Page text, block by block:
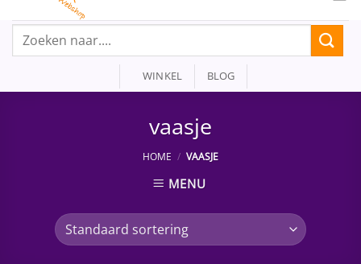
Zoeken
WINKEL BLOG
vaasje
HOME / VAASJE
MENU